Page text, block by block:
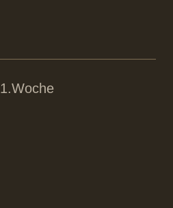
1.Woche